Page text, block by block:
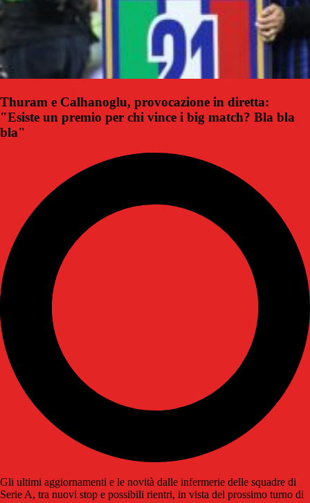
Thuram e Calhanoglu, provocazione in diretta:
"Esiste un premio per chi vince i big match? Bla bla
bla"
Gli ultimi aggiornamenti e le novità dalle infermerie delle squadre di
Serie A, tra nuovi stop e possibili rientri, in vista del prossimo turno di